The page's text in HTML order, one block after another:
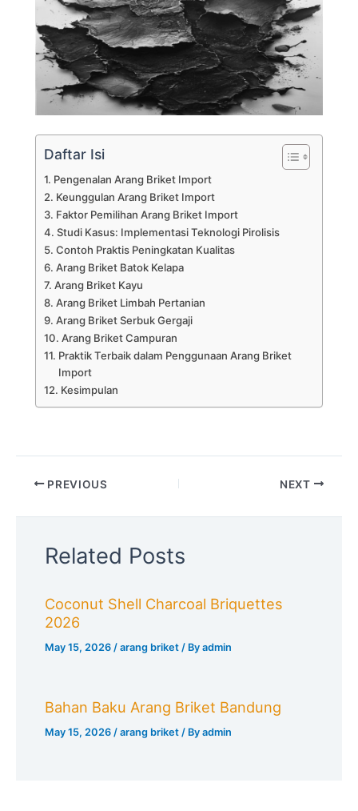
Daftar Isi
Pengenalan Arang Briket Import
Keunggulan Arang Briket Import
Faktor Pemilihan Arang Briket Import
Studi Kasus: Implementasi Teknologi Pirolisis
Contoh Praktis Peningkatan Kualitas
Arang Briket Batok Kelapa
Arang Briket Kayu
Arang Briket Limbah Pertanian
Arang Briket Serbuk Gergaji
Arang Briket Campuran
Praktik Terbaik dalam Penggunaan Arang Briket
Import
Kesimpulan
PREVIOUS NEXT
Related Posts
Coconut Shell Charcoal Briquettes
2026
May 15, 2026/arang briket / Byadmin
Bahan Baku Arang Briket Bandung
May 15, 2026/arang briket / Byadmin